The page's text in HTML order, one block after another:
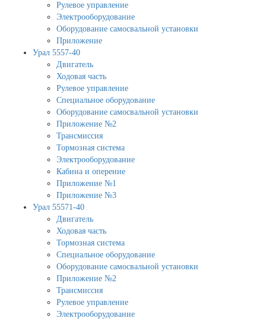
Рулевое управление
Электрооборудование
Оборудование самосвальной установки
Приложение
Урал 5557-40
Двигатель
Ходовая часть
Рулевое управление
Специальное оборудование
Оборудование самосвальной установки
Приложение №2
Трансмиссия
Тормозная система
Электрооборудование
Кабина и оперение
Приложение №1
Приложение №3
Урал 55571-40
Двигатель
Ходовая часть
Тормозная система
Специальное оборудование
Оборудование самосвальной установки
Приложение №2
Трансмиссия
Рулевое управление
Электрооборудование